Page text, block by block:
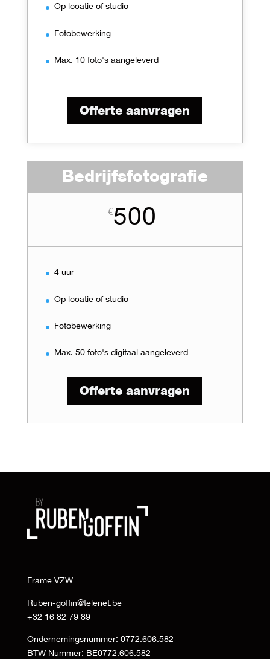
Op locatie of studio
Fotobewerking
Max. 10 foto's aangeleverd
Offerte aanvragen
Bedrijfsfotografie
€500
4 uur
Op locatie of studio
Fotobewerking
Max. 50 foto's digitaal aangeleverd
Offerte aanvragen
Frame VZW
Ruben-goffin@telenet.be
+32 16 82 79 89
Ondernemingsnummer: 0772.606.582
BTW Nummer: BE0772.606.582